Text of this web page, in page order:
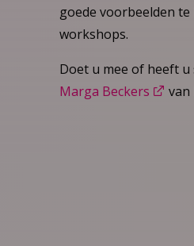
goede voorbeelden
workshops.
Doet u mee of heeft
Marga Beckers
van